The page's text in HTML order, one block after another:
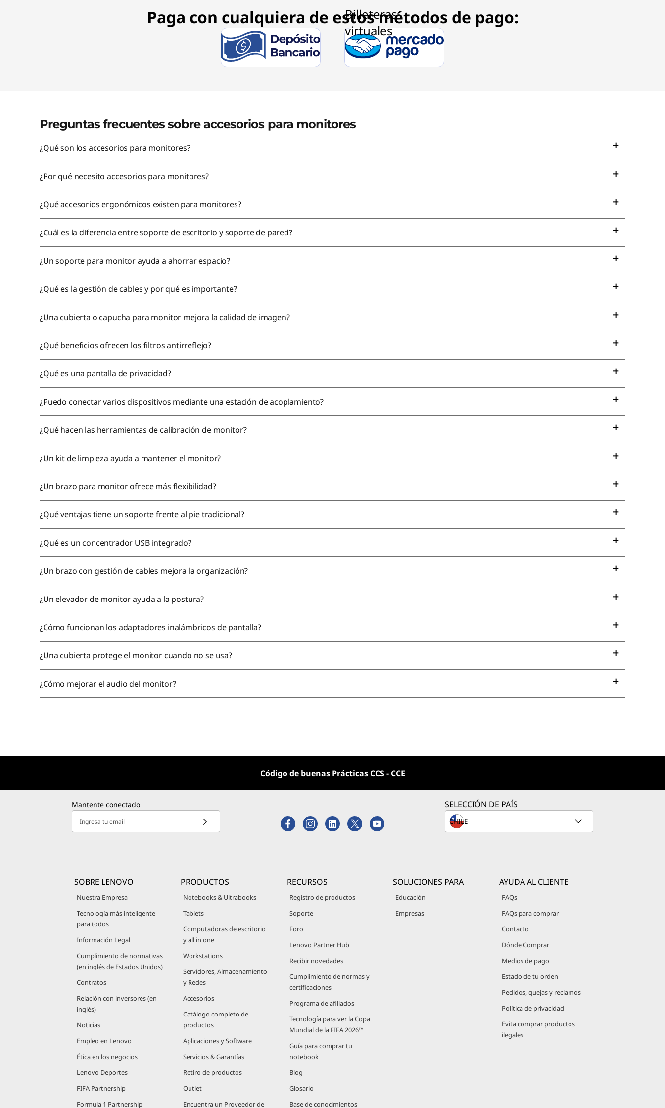
Paga con cualquiera de estos métodos de pago:
Preguntas frecuentes sobre accesorios para monitores
¿Qué son los accesorios para monitores?
¿Por qué necesito accesorios para monitores?
¿Qué accesorios ergonómicos existen para monitores?
¿Cuál es la diferencia entre soporte de escritorio y soporte de pared?
¿Un soporte para monitor ayuda a ahorrar espacio?
¿Qué es la gestión de cables y por qué es importante?
¿Una cubierta o capucha para monitor mejora la calidad de imagen?
¿Qué beneficios ofrecen los filtros antirreflejo?
¿Qué es una pantalla de privacidad?
¿Puedo conectar varios dispositivos mediante una estación de acoplamiento?
¿Qué hacen las herramientas de calibración de monitor?
¿Un kit de limpieza ayuda a mantener el monitor?
¿Un brazo para monitor ofrece más flexibilidad?
¿Qué ventajas tiene un soporte frente al pie tradicional?
¿Qué es un concentrador USB integrado?
¿Un brazo con gestión de cables mejora la organización?
¿Un elevador de monitor ayuda a la postura?
¿Cómo funcionan los adaptadores inalámbricos de pantalla?
¿Una cubierta protege el monitor cuando no se usa?
¿Cómo mejorar el audio del monitor?
Código de buenas Prácticas CCS - CCE
Mantente conectado
Ingresa tu email
SELECCIÓN DE PAÍS
SOBRE LENOVO
Nuestra Empresa
Tecnología más inteligente
para todos
Información Legal
Cumplimiento de normativas
(en inglés de Estados Unidos)
Contratos
Relación con inversores (en
inglés)
Noticias
Empleo en Lenovo
Ética en los negocios
Lenovo Deportes
FIFA Partnership
Formula 1 Partnership
PRODUCTOS
Notebooks & Ultrabooks
Tablets
Computadoras de escritorio
y all in one
Workstations
Servidores, Almacenamiento
y Redes
Accesorios
Catálogo completo de
productos
Aplicaciones y Software
Servicios & Garantías
Retiro de productos
Outlet
Encuentra un Proveedor de
RECURSOS
Registro de productos
Soporte
Foro
Lenovo Partner Hub
Recibir novedades
Cumplimiento de normas y
certificaciones
Programa de afiliados
Tecnología para ver la Copa
Mundial de la FIFA 2026™
Guía para comprar tu
notebook
Blog
Glosario
Base de conocimientos
SOLUCIONES PARA
Educación
Empresas
AYUDA AL CLIENTE
FAQs
FAQs para comprar
Contacto
Dónde Comprar
Medios de pago
Estado de tu orden
Pedidos, quejas y reclamos
Política de privacidad
Evita comprar productos
ilegales